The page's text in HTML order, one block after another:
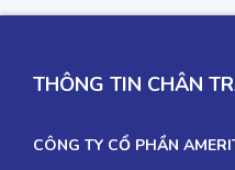
THÔNG TIN CHÂN
CÔNG TY CỔ PHẦN